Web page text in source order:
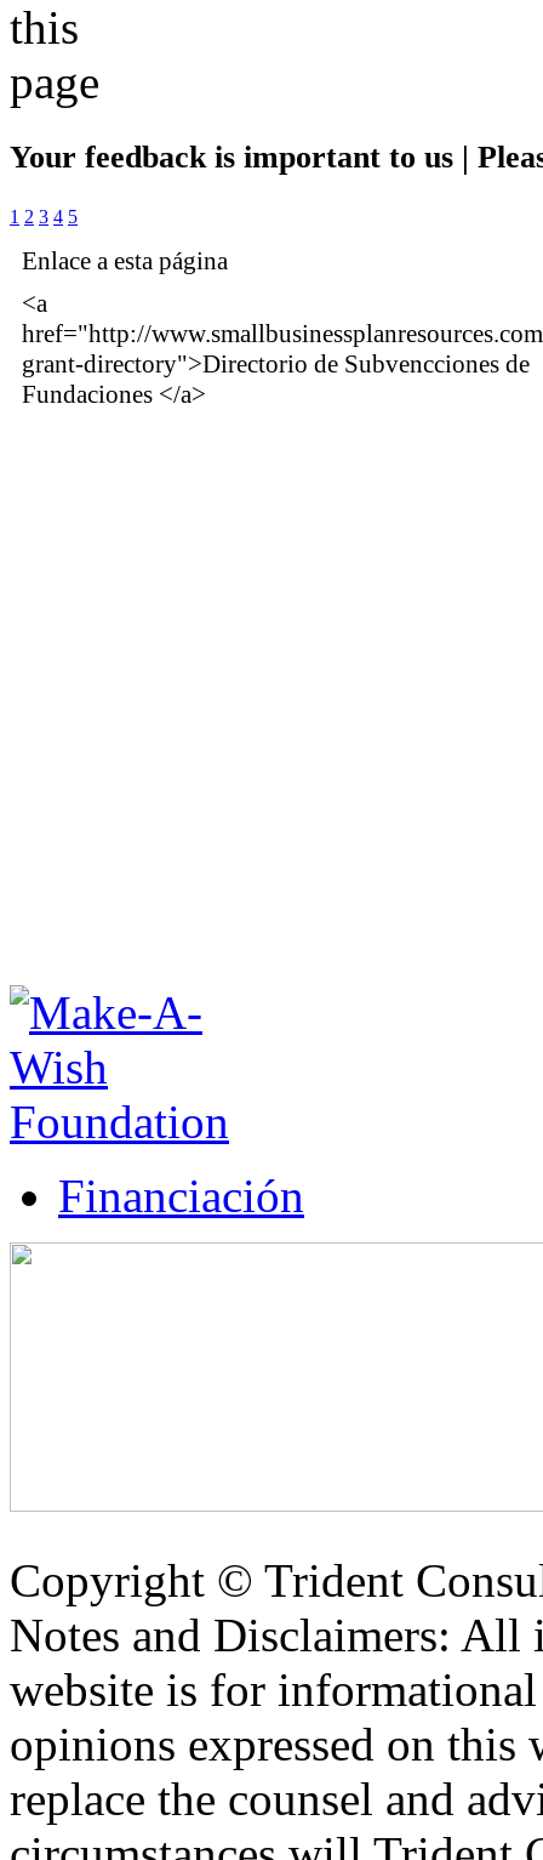
Your feedback is important to us |
1 2 3 4 5
Enlace a esta página
<a
href="http://
grant-directory">Directorio de Subvencciones de
Fundaciones </a>
Financiación
Copyright © Trident
Notes and Disclaimers: All
website is for
opinions expressed on this
replace the counsel and